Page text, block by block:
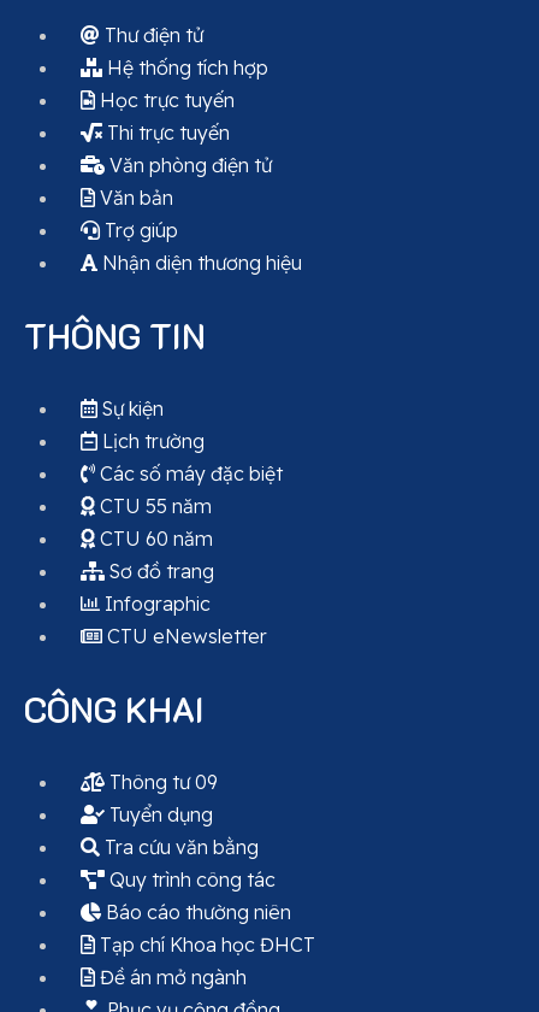
Thư điện tử
Hệ thống tích hợp
Học trực tuyến
Thi trực tuyến
Văn phòng điện tử
Văn bản
Trợ giúp
Nhận diện thương hiệu
THÔNG TIN
Sự kiện
Lịch trường
Các số máy đặc biệt
CTU 55 năm
CTU 60 năm
Sơ đồ trang
Infographic
CTU eNewsletter
CÔNG KHAI
Thông tư 09
Tuyển dụng
Tra cứu văn bằng
Quy trình công tác
Báo cáo thường niên
Tạp chí Khoa học ĐHCT
Đề án mở ngành